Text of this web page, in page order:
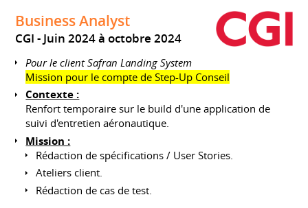
Business Analyst
CGI Juin 2024 à octobre 2024
Pour le client Safran Landing System
Mission pour le compte de Step-Up Conseil
Contexte :
Renfort temporaire sur le build d'une application de
suivi d'entretien aéronautique.
Mission :
Rédaction de spécifications / User Stories.
Ateliers client.
Rédaction de cas de test.